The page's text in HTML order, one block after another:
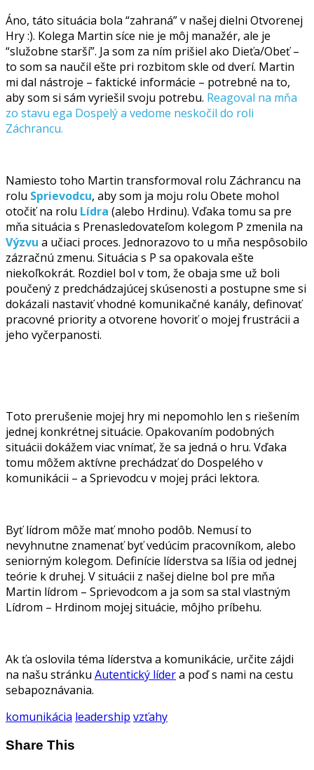
Áno, táto situácia bola “zahraná” v našej dielni Otvorenej
Hry :). Kolega Martin síce nie je môj manažér, ale je
“služobne starší”. Ja som za ním prišiel ako Dieťa/Obeť –
to som sa naučil ešte pri rozbitom skle od dverí. Martin
mi dal nástroje – faktické informácie – potrebné na to,
aby som si sám vyriešil svoju potrebu. Reagoval na mňa
zo stavu ega Dospelý a vedome neskočil do roli
Záchrancu.
Namiesto toho Martin transformoval rolu Záchrancu na
rolu Sprievodcu, aby som ja moju rolu Obete mohol
otočiť na rolu Lídra (alebo Hrdinu). Vďaka tomu sa pre
mňa situácia s Prenasledovateľom kolegom P zmenila na
Výzvu a učiaci proces. Jednorazovo to u mňa nespôsobilo
zázračnú zmenu. Situácia s P sa opakovala ešte
niekoľkokrát. Rozdiel bol v tom, že obaja sme už boli
poučený z predchádzajúcej skúsenosti a postupne sme si
dokázali nastaviť vhodné komunikačné kanály, definovať
pracovné priority a otvorene hovoriť o mojej frustrácii a
jeho vyčerpanosti.
Toto prerušenie mojej hry mi nepomohlo len s riešením
jednej konkrétnej situácie. Opakovaním podobných
situácii dokážem viac vnímať, že sa jedná o hru. Vďaka
tomu môžem aktívne prechádzať do Dospelého v
komunikácii – a Sprievodcu v mojej práci lektora.
Byť lídrom môže mať mnoho podôb. Nemusí to
nevyhnutne znamenať byť vedúcim pracovníkom, alebo
seniorným kolegom. Definície líderstva sa líšia od jednej
teórie k druhej. V situácii z našej dielne bol pre mňa
Martin lídrom – Sprievodcom a ja som sa stal vlastným
Lídrom – Hrdinom mojej situácie, môjho príbehu.
Ak ťa oslovila téma líderstva a komunikácie, určite zájdi
na našu stránku Autentický lídera poď s nami na cestu
sebapoznávania.
komunikácia leadership vzťahy
Share This